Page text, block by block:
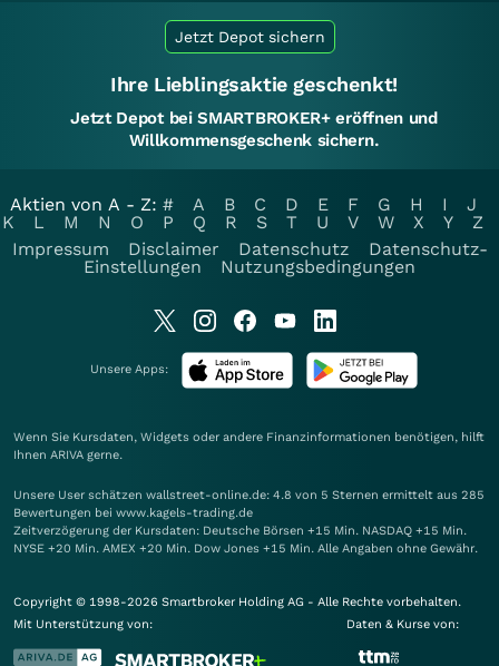
Jetzt Depot sichern
Ihre Lieblingsaktie geschenkt!
Jetzt Depot bei SMARTBROKER+ eröffnen und
Willkommensgeschenk sichern.
Aktien von A - Z: # A B C D E F G H I
J
K
L M N O P Q R S T U V W X Y
Z
Impressum
Disclaimer Datenschutz
Datenschutz-
Einstellungen
Nutzungsbedingungen
Unsere Apps:
Wenn Sie Kursdaten, Widgets oder andere Finanzinformationen benötigen, hilft
Ihnen ARIVA gerne.
Unsere User schätzen wallstreet-online.de: 4.8 von 5 Sternen ermittelt aus 285
Bewertungen bei www.kagels-trading.de
Zeitverzögerung der Kursdaten: Deutsche Börsen +15 Min. NASDAQ +15 Min.
NYSE +20 Min. AMEX +20 Min. Dow Jones +15 Min. Alle Angaben ohne Gewähr.
Copyright © 1998-2026 Smartbroker Holding AG - Alle Rechte vorbehalten.
Mit Unterstützung von:
Daten & Kurse von: